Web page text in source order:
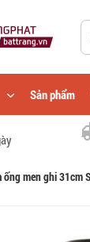
Sản phẩm
ống men ghi 31cm